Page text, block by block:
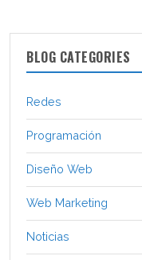
BLOG CATEGORIES
Redes
Programación
Diseño Web
Web Marketing
Noticias